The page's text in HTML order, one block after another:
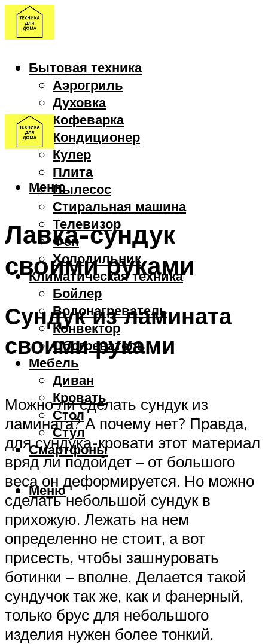
Бытовая техника
Аэрогриль
Духовка
Кофеварка
Кондиционер
Кулер
Плита
Пылесос
Стиральная машина
Телевизор
Фен
Холодильник
Климатическая техника
Бойлер
Водонагреватель
Конвектор
Обогреватель
Мебель
Диван
Кровать
Стол
Стул
Смартфоны
Меню
Меню
Лавка-сундук
своими руками
Сундук из ламината
своими руками
Можно ли сделать сундук из
ламината? А почему нет? Правда,
для сундука-кровати этот материал
вряд ли подойдет – от большого
веса он деформируется. Но можно
сделать небольшой сундук в
прихожую. Лежать на нем
определенно не стоит, а вот
присесть, чтобы зашнуровать
ботинки – вполне. Делается такой
сундучок так же, как и фанерный,
только брус для небольшого
изделия нужен более тонкий.